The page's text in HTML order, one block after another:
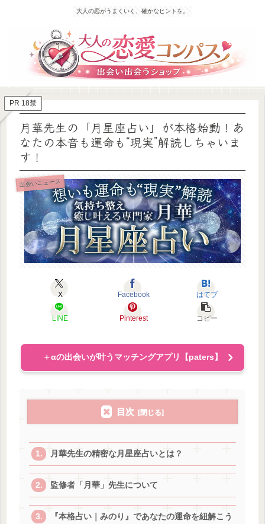
大人の恋がうまくいく、確かなヒントを。
PR 18禁
月華先生の「月星座占い」が本格始動！あ
なたの本音も運命も“現実”解読しちゃいま
す！
出会いニュース
X Facebook はてブ
LINE Pinterest コピー
＋αの出会いが叶うマッチングアプリ【paters】
目次
月華先生の精密な月星座占いとは？
監修者「月華」先生について
『本格占い｜みのり』であなたの運命を紐解こう